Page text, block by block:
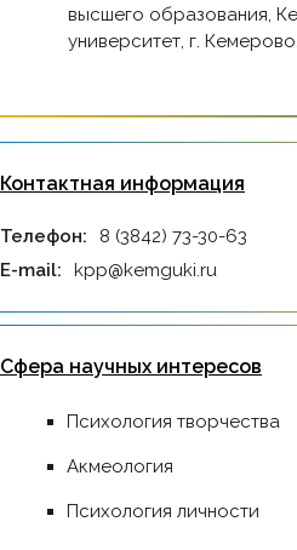
высшего образования,
университет, г.
Контактная информация
Телефон:
8 (3842) 73-30-63
E-mail:
kpp@kemguki.ru
Сфера научных интересов
Психология творчества
Акмеология
Психология личности